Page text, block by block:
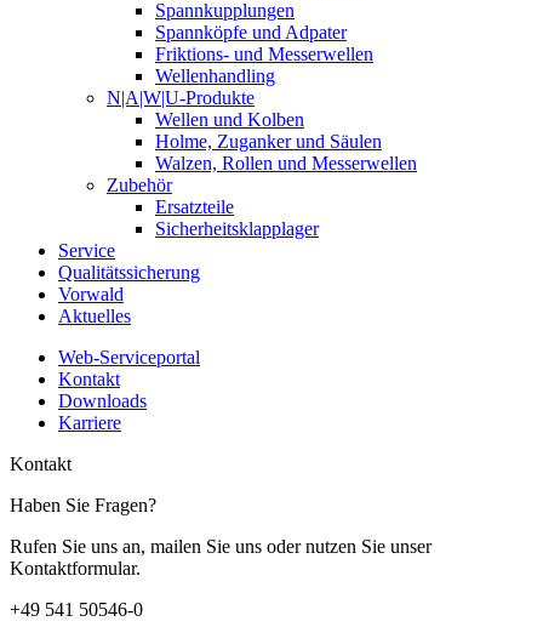
Spannkupplungen
Spannköpfe und Adpater
Friktions- und Messerwellen
Wellenhandling
N|A|W|U-Produkte
Wellen und Kolben
Holme, Zuganker und Säulen
Walzen, Rollen und Messerwellen
Zubehör
Ersatzteile
Sicherheitsklapplager
Service
Qualitätssicherung
Vorwald
Aktuelles
Web-Serviceportal
Kontakt
Downloads
Karriere
Kontakt
Haben Sie Fragen?
Rufen Sie uns an, mailen Sie uns oder nutzen Sie unser
Kontaktformular.
+49 541 50546-0